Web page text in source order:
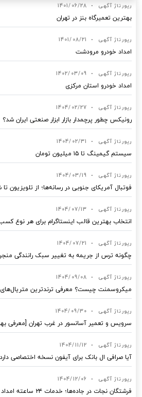
رپورتاژ آگهی •
1401/06/28
بهترین تعمیرگاه بنز در تهران
رپورتاژ آگهی •
1401/08/21
امداد خودرو مرودشت
رپورتاژ آگهی •
1402/03/09
امداد خودرو استان مرکزی
رپورتاژ آگهی •
1404/02/27
رونیکس چطور پرچمدار بازار ابزار صنعتی ایران شد؟
رپورتاژ آگهی •
1404/02/31
سیستم گیمینگ تا ۱۵ میلیون تومان
رپورتاژ آگهی •
1404/03/19
فوتبال آمریکای جنوبی در رسانه‌ها؛ از تلویزیون
رپورتاژ آگهی •
1404/07/13
انتخاب بهترین قالب‌ اینستاگرام برای هر نوع
رپورتاژ آگهی •
1404/07/21
چگونه ترس از جریمه به تغییر سبک رانندگی
رپورتاژ آگهی •
1404/09/08
میکروسمنت چیست؟ معرفی ترندترین
رپورتاژ آگهی •
1404/09/30
سرویس و تعمیر آسانسور در غرب تهران [معرفی
رپورتاژ آگهی •
1404/11/12
آیا صرافی ال بانک برای آیفون نسخه اختصاصی
رپورتاژ آگهی •
1404/12/06
فرشتگان نجات در جاده‌ها؛ خدمات ۲۴ ساعته امداد خودرو سمنان